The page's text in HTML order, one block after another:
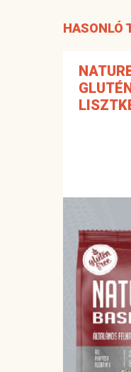
HASONLÓ